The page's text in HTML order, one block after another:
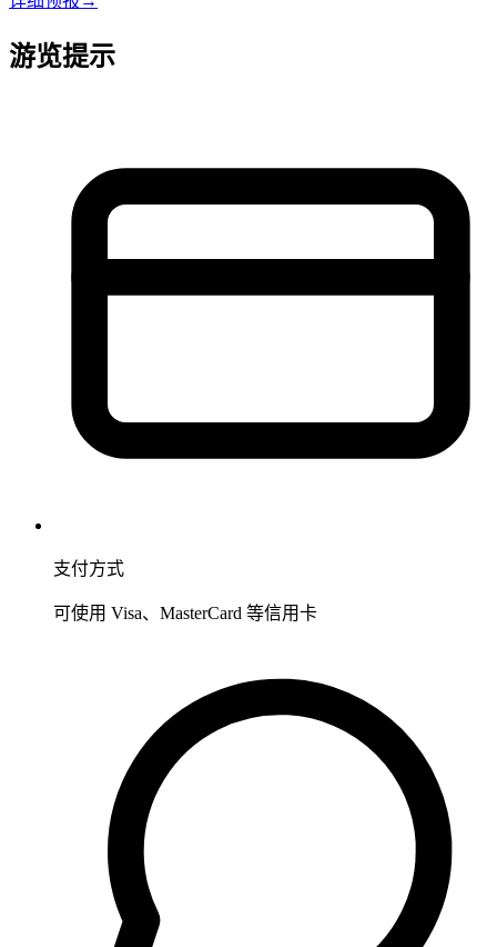
游览提示
支付方式
可使用 Visa、MasterCard 等信用卡